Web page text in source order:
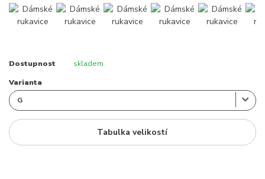
Dostupnost skladem
Varianta
Tabulka velikostí